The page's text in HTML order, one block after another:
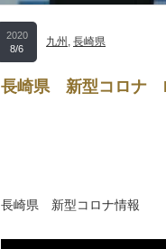
2020
8/6
九州 , 長崎県
長崎県 新型コロナ
長崎県 新型コロナ情報